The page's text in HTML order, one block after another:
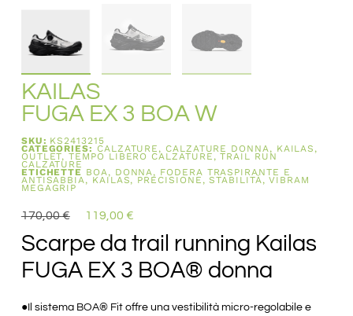
KAILAS
FUGA EX 3 BOA W
SKU: KS2413215
CATEGORIES: CALZATURE ,CALZATURE DONNA , KAILAS ,
OUTLET,TEMPO LIBERO CALZATURE ,TRAIL RUN
CALZATURE
ETICHETTE BOA , DONNA , FODERA TRASPIRANTE E
ANTISABBIA , KAILAS, PRECISIONE ,STABILITÀ ,VIBRAM
MEGAGRIP
170,00€ 119,00 €
Scarpe da trail running Kailas
FUGA EX 3 BOA® donna
●Il sistema BOA® Fit offre una vestibilità micro-regolabile e